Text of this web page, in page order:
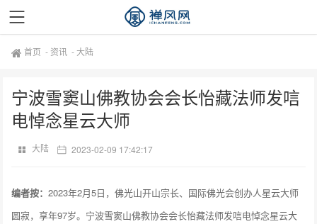
首页 - 资讯 -大陆
宁波雪窦山佛教协会会长怡藏法师发唁
电悼念星云大师
大陆 2023-02-09 17:42:17
编者按：2023年2月5日，佛光山开山宗长、国际佛光会创办人星云大师
圆寂，享年97岁。宁波雪窦山佛教协会会长怡藏法师发唁电悼念星云大